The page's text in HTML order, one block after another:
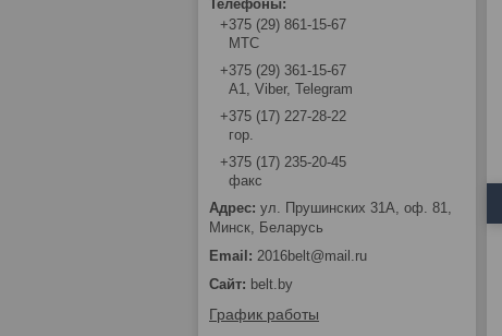
+375 (29) 861-15-67
МТС
+375 (29) 361-15-67
А1, Viber, Telegram
+375 (17) 227-28-22
гор.
+375 (17) 235-20-45
факс
ул. Прушинских 31А, оф. 81,
Минск, Беларусь
2016belt@mail.ru
belt.by
График работы